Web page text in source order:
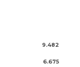
9.482
6.675